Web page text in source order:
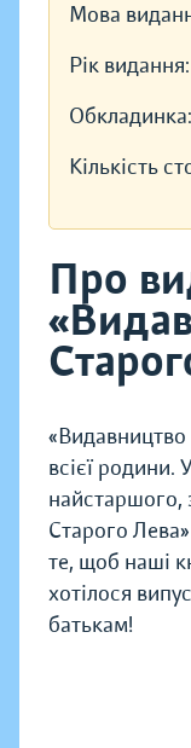
Мова
Рік видання:
Обкладинка:
Кількість
Про
всієї родини.
найстаршого,
Старого
те, щоб наші
хотілося
батькам!